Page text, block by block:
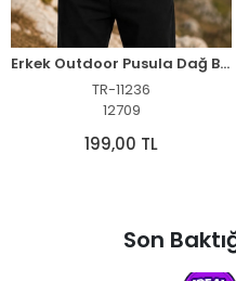
Erkek Outdoor Pusula Dağ Baskılı Kısa Kollu Oversize T-Shirt - Siyah
TR-11236
12709
199,00 TL
Son